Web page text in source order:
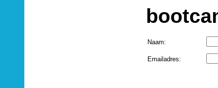
Naam:
Emailadres: